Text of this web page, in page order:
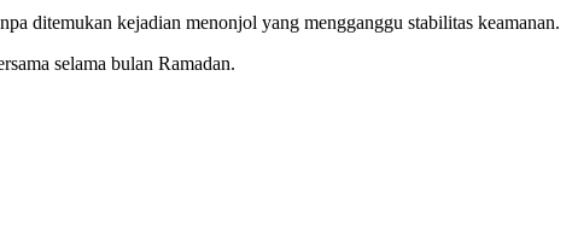
ditemukan kejadian menonjol yang mengganggu stabilitas keamanan.
selama bulan Ramadan.